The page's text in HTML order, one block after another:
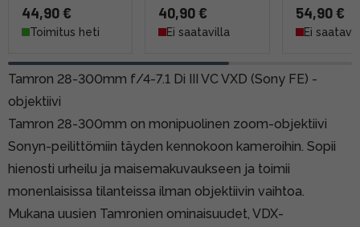
44,90 €
Toimitus heti
40,90 €
Ei saatavilla
54,90 €
Ei
Tamron 28-300mm f/4-7.1 Di III VC VXD (Sony FE) -
objektiivi
Tamron 28-300mm on monipuolinen zoom-objektiivi
Sonyn-peilittömiin täyden kennokoon kameroihin. Sopii
hienosti urheilu ja maisemakuvaukseen ja toimii
monenlaisissa tilanteissa ilman objektiivin vaihtoa.
Mukana uusien Tamronien ominaisuudet, VDX-